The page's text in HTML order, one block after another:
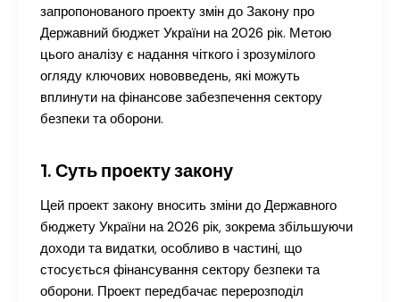
запропонованого проекту змін до Закону про
Державний бюджет України на 2026 рік. Метою
цього аналізу є надання чіткого і зрозумілого
огляду ключових нововведень, які можуть
вплинути на фінансове забезпечення сектору
безпеки та оборони.
1. Суть проекту закону
Цей проект закону вносить зміни до Державного
бюджету України на 2026 рік, зокрема збільшуючи
доходи та видатки, особливо в частині, що
стосується фінансування сектору безпеки та
оборони. Проект передбачає перерозподіл